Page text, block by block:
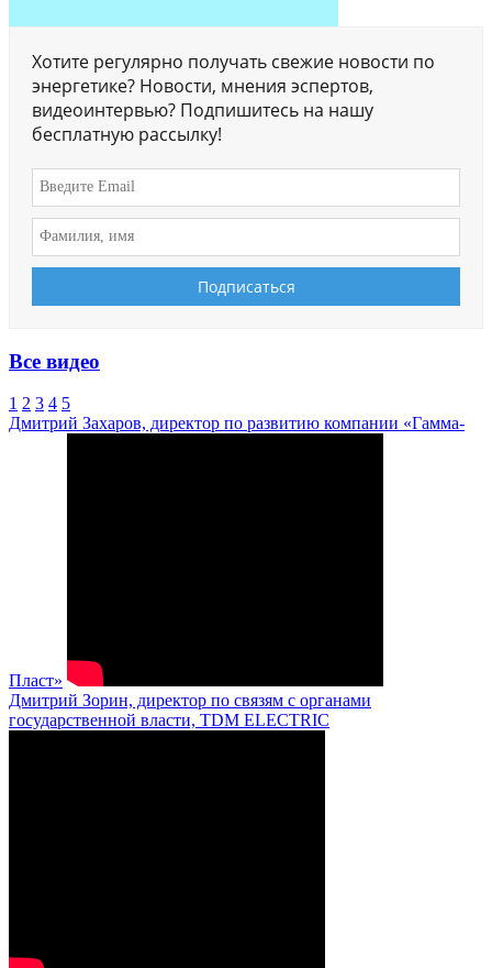
Хотите регулярно получать свежие новости по
энергетике? Новости, мнения эспертов,
видеоинтервью? Подпишитесь на нашу
бесплатную рассылку!
Все видео
1 2 3 4 5
Дмитрий Захаров, директор по развитию компании «Гамма-
Пласт»
Дмитрий Зорин, директор по связям с органами
государственной власти, TDM ELECTRIC